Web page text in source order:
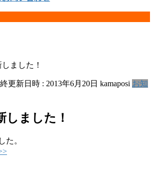
ました！
更新日時 : 2013年6月20日 kamaposi お知
しました！
た。